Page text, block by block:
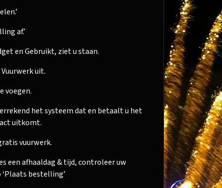
af.’
en Gebruikt, ziet u staan.
uit.
voegen.
het systeem dat en betaalt u het
uitkomt.
vuurwerk.
een afhaaldag & tijd, controleer uw
bestelling’